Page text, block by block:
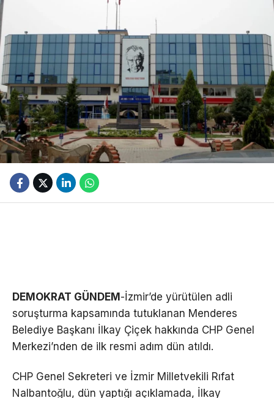
DEMOKRAT GÜNDEM -İzmir’de yürütülen adli
soruşturma kapsamında tutuklanan Menderes
Belediye Başkanı İlkay Çiçek hakkında CHP Genel
Merkezi’nden de ilk resmi adım dün atıldı.
CHP Genel Sekreteri ve İzmir Milletvekili Rıfat
Nalbantoğlu, dün yaptığı açıklamada, İlkay